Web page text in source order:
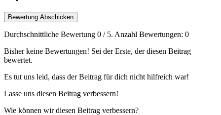
Bewertung Abschicken
Durchschnittliche Bewertung 0 / 5. Anzahl Bewertungen: 0
Bisher keine Bewertungen! Sei der Erste, der diesen Beitrag
bewertet.
Es tut uns leid, dass der Beitrag für dich nicht hilfreich war!
Lasse uns diesen Beitrag verbessern!
Wie können wir diesen Beitrag verbessern?